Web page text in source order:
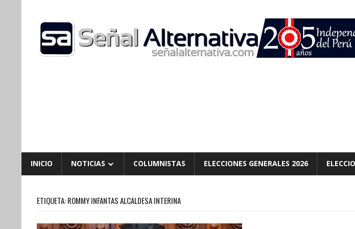
content
INICIO NOTICIAS COLUMNISTAS ELECCIONES GENERALES 2026
ETIQUETA:ROMMY INFANTAS ALCALDESA INTERINA